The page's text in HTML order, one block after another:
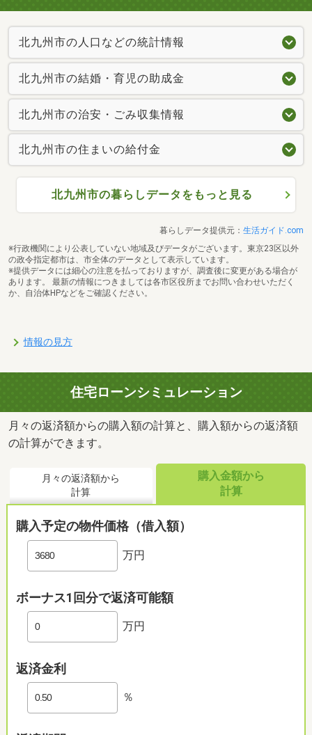
北九州市の人口などの統計情報
北九州市の結婚・育児の助成金
北九州市の治安・ごみ収集情報
北九州市の住まいの給付金
北九州市の暮らしデータをもっと見る
暮らしデータ提供元： 生活ガイド.com
※行政機関により公表していない地域及びデータがございます。東京23区以外
の政令指定都市は、市全体のデータとして表示しています。
※提供データには細心の注意を払っておりますが、調査後に変更がある場合が
あります。 最新の情報につきましては各市区役所までお問い合わせいただく
か、自治体HPなどをご確認ください。
情報の見方
住宅ローンシミュレーション
月々の返済額からの購入額の計算と、購入額からの返済額
の計算ができます。
月々の返済額から
計算
購入金額から
計算
購入予定の物件価格（借入額）
万円
ボーナス1回分で返済可能額
万円
返済金利
％